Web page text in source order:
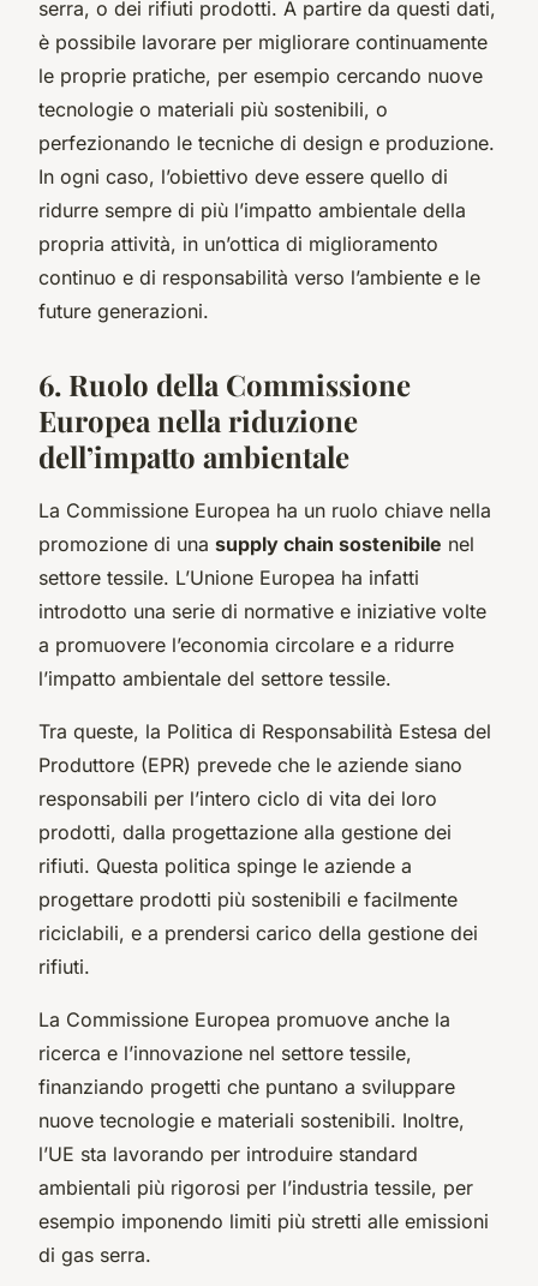
serra, o dei rifiuti prodotti. A partire da questi dati,
è possibile lavorare per migliorare continuamente
le proprie pratiche, per esempio cercando nuove
tecnologie o materiali più sostenibili, o
perfezionando le tecniche di design e produzione.
In ogni caso, l’obiettivo deve essere quello di
ridurre sempre di più l’impatto ambientale della
propria attività, in un’ottica di miglioramento
continuo e di responsabilità verso l’ambiente e le
future generazioni.
6. Ruolo della Commissione
Europea nella riduzione
dell’impatto ambientale
La Commissione Europea ha un ruolo chiave nella
promozione di una supply chain sostenibile nel
settore tessile. L’Unione Europea ha infatti
introdotto una serie di normative e iniziative volte
a promuovere l’economia circolare e a ridurre
l’impatto ambientale del settore tessile.
Tra queste, la Politica di Responsabilità Estesa del
Produttore (EPR) prevede che le aziende siano
responsabili per l’intero ciclo di vita dei loro
prodotti, dalla progettazione alla gestione dei
rifiuti. Questa politica spinge le aziende a
progettare prodotti più sostenibili e facilmente
riciclabili, e a prendersi carico della gestione dei
rifiuti.
La Commissione Europea promuove anche la
ricerca e l’innovazione nel settore tessile,
finanziando progetti che puntano a sviluppare
nuove tecnologie e materiali sostenibili. Inoltre,
l’UE sta lavorando per introduire standard
ambientali più rigorosi per l’industria tessile, per
esempio imponendo limiti più stretti alle emissioni
di gas serra.